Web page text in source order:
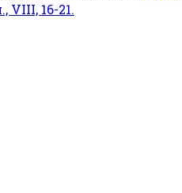
VIII, 16-21.